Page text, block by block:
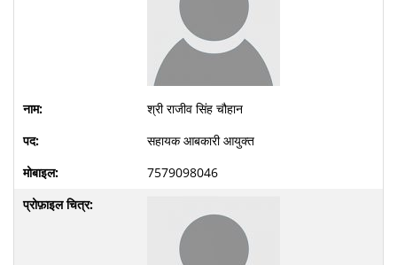
श्री राजीव सिंह चौहान
सहायक आबकारी आयुक्त
7579098046